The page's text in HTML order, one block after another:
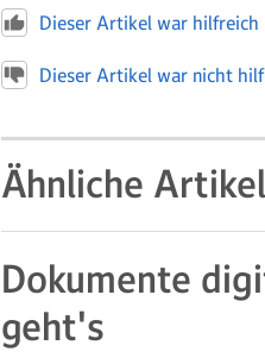
Dieser Artikel war hilfreich
Dieser Artikel war nicht
Ähnliche Artikel
Dokumente
geht's